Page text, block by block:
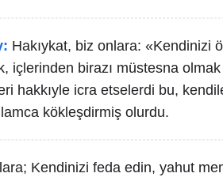
Hakıykat, biz onlara: «Kendinizi
içlerinden birazı müstesna
hakkıyle icra etselerdi bu,
kökleşdirmiş olurdu.
Kendinizi feda edin, yahut